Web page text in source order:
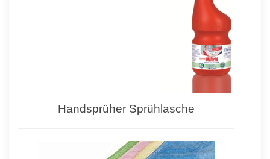
Handsprüher Sprühlasche